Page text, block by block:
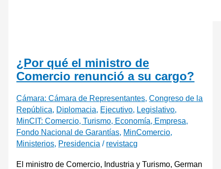
¿Por qué el ministro de
Comercio renunció a su cargo?
Cámara: Cámara de Representantes,Congreso de la
República, Diplomacia, Ejecutivo, Legislativo,
MinCIT: Comercio, Turismo, Economía, Empresa,
Fondo Nacional de Garantías, MinComercio,
Ministerios, Presidencia / revistacg
El ministro de Comercio, Industria y Turismo, German